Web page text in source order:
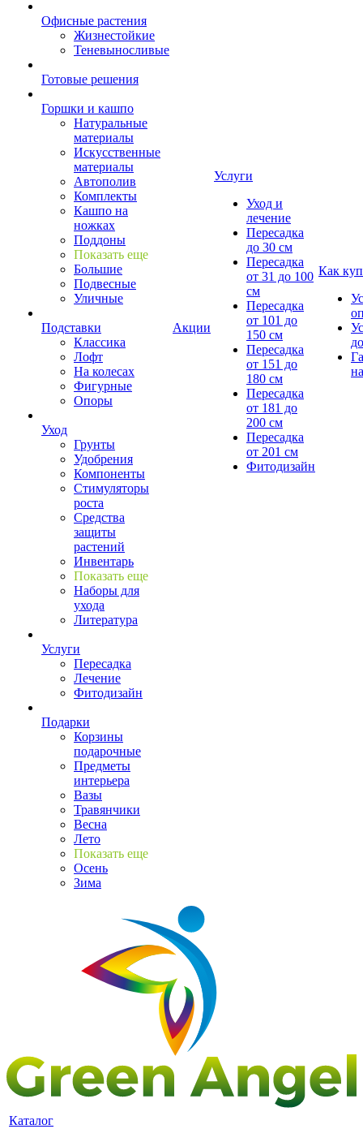
Офисные растения
Жизнестойкие
Теневыносливые
Готовые решения
Горшки и кашпо
Натуральные
материалы
Искусственные
материалы
Автополив
Комплекты
Кашпо на
ножках
Поддоны
Показать еще
Большие
Подвесные
Уличные
Подставки
Классика
Лофт
На колесах
Фигурные
Опоры
Уход
Грунты
Удобрения
Компоненты
Стимуляторы
роста
Средства
защиты
растений
Инвентарь
Показать еще
Наборы для
ухода
Литература
Услуги
Пересадка
Лечение
Фитодизайн
Подарки
Корзины
подарочные
Предметы
интерьера
Вазы
Травянчики
Весна
Лето
Показать еще
Осень
Зима
Акции
Услуги
Уход и
лечение
Пересадка
до 30 см
Пересадка
от 31 до 100
см
Пересадка
от 101 до
150 см
Пересадка
от 151 до
180 см
Пересадка
от 181 до
200 см
Пересадка
от 201 см
Фитодизайн
Как
Каталог